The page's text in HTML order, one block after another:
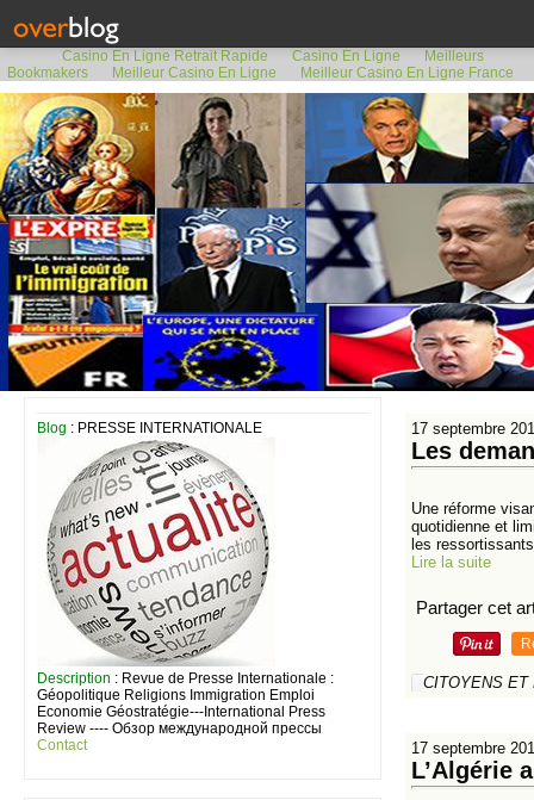
Casino En Ligne Retrait Rapide Casino En Ligne
Meilleurs
Bookmakers
Meilleur Casino En Ligne Meilleur Casino En Ligne France
Blog : PRESSE INTERNATIONALE
Description : Revue de Presse Internationale :
Géopolitique Religions Immigration Emploi
Economie Géostratégie---International Press
Review ---- Обзор международной прессы
Contact
17 septembre
Les
Une réforme
quotidienne et
les
Lire la suite
Partager cet
CITOYENS ET
17 septembre
L’Algérie